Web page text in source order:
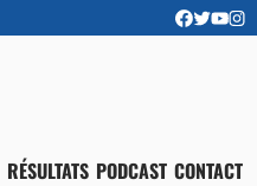
RÉSULTATS PODCAST CONTACT